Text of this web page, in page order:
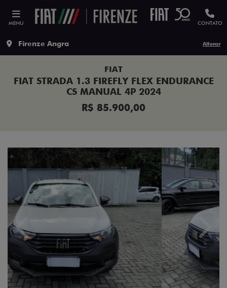
MENU CONTATO
Firenze Angra Alterar
FIAT
FIAT STRADA 1.3 FIREFLY FLEX ENDURANCE
CS MANUAL 4P 2024
R$ 85.900,00
Previous Next